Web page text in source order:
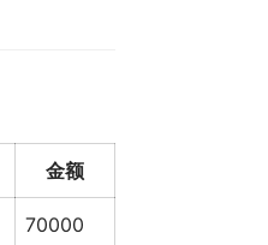
金额
70000